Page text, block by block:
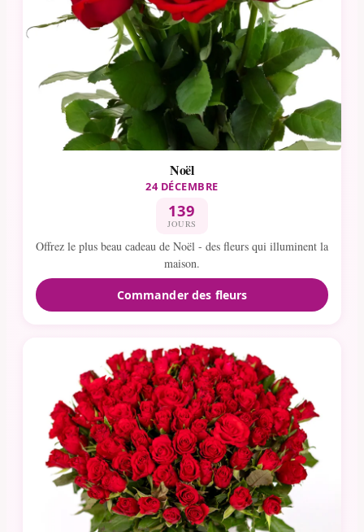
Noël
24 DÉCEMBRE
139
JOURS
Offrez le plus beau cadeau de Noël - des fleurs qui illuminent la
maison.
Commander des fleurs